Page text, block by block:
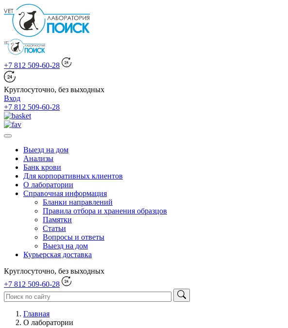
+7 812 509-60-28
Круглосуточно, без выходных
Вход
+7 812 509-60-28
Выезд на дом
Анализы
Банк крови
Для корпоративных клиентов
О лаборатории
Справочная информация
Бланки направлений
Правила отбора и хранения образцов
Памятки
Статьи
Вопросы и ответы
Выезд на дом
Курьерская доставка
Круглосуточно, без выходных
+7 812 509-60-28
Главная
О лаборатории